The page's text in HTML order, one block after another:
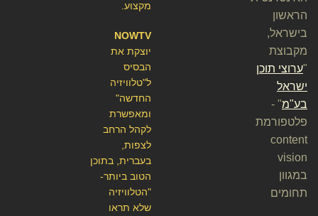
מקצוע.
NOWTV
יוצקת את
הבסיס
ל"טלוויזיה
החדשה"
ומאפשרת
לקהל הרחב
לצפות,
בעברית, בתוכן
הטוב ביותר-
"הטלוויזיה
שלא תראו
הראשון
בישראל,
מקבוצת
"ערוצי תוכן
ישראל
בע"מ" -
פלטפורמת
content
vision
במגוון
תחומים